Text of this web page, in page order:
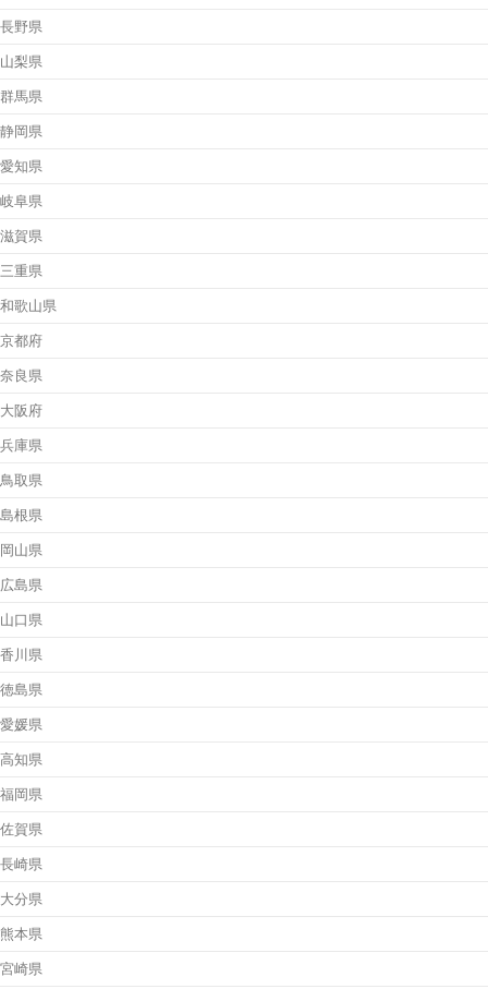
長野県
山梨県
群馬県
静岡県
愛知県
岐阜県
滋賀県
三重県
和歌山県
京都府
奈良県
大阪府
兵庫県
鳥取県
島根県
岡山県
広島県
山口県
香川県
徳島県
愛媛県
高知県
福岡県
佐賀県
長崎県
大分県
熊本県
宮崎県